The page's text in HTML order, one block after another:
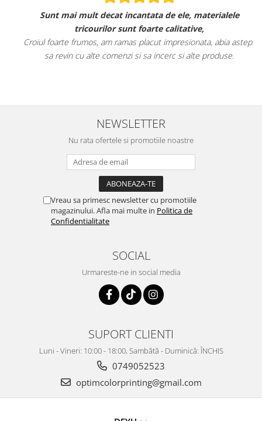
Sunt mai mult decat incantata de ele, materialele
tricourilor sunt foarte calitative,
Croiul foarte frumos, am ramas placut impresionata, abia astept
sa revin cu alte comenzi si sa incerc si alte produse.
NEWSLETTER
Nu rata ofertele si promotiile noastre
Vreau sa primesc newsletter cu promotiile
magazinului. Afla mai multe in Politica de
Confidentialitate
SOCIAL
Urmareste-ne in social media
SUPORT CLIENTI
Luni - Vineri: 10:00 - 18:00, Sambătă - Duminică: ÎNCHIS
0749052523
optimcolorprinting@gmail.com